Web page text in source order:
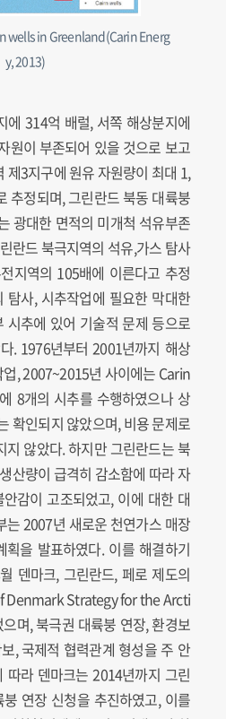
wells in Greenland(Carin Energ
y, 2013)
에 314억 배럴, 서쪽 해상분지에
원이 부존되어 있을 것으로 보고
제3지구에 원유 자원량이 최대 1,
추정되며, 그린란드 북동 대륙붕
광대한 면적의 미개척 석유부존
란드 북극지역의 석유,가스 탐사
지역의 105배에 이른다고 추정
탐사, 시추작업에 필요한 막대한
시추에 있어 기술적 문제 등으로
. 1976년부터 2001년까지 해상
, 2007~2015년 사이에는 Carin
8개의 시추를 수행하였으나 상
확인되지 않았으며, 비용 문제로
지 않았다. 하지만 그린란드는 북
산량이 급격히 감소함에 따라 자
감이 고조되었고, 이에 대한 대
는 2007년 새로운 천연가스 매장
을 발표하였다. 이를 해결하기
덴마크, 그린란드, 페로 제도의
Denmark Strategy for the Arcti
며, 북극권 대륙붕 연장, 환경보
, 국제적 협력관계 형성을 주 안
따라 덴마크는 2014년까지 그린
연장 신청을 추진하였고, 이를